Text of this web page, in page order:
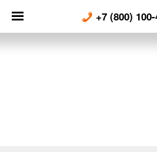
content
+7 (800)